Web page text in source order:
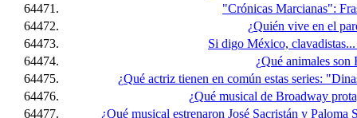
64471.
"Crónicas Marcianas":
64472.
¿Quién vive en el
64473.
Si digo México,
64474.
¿Qué animales son
64475.
¿Qué actriz tienen en común estas series:
64476.
¿Qué musical de Broadway
64477.
¿Qué musical estrenaron José Sacristán y